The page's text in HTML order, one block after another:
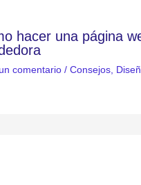
hacer una página
comentario / Consejos,